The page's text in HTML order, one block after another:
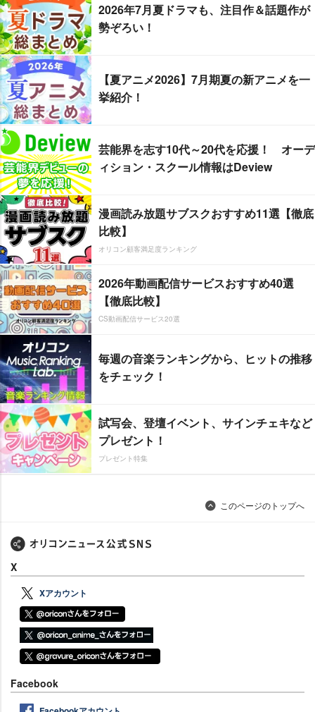
2026年7月夏ドラマも、注目作＆話題作が
勢ぞろい！
【夏アニメ2026】7月期夏の新アニメを一
挙紹介！
芸能界を志す10代～20代を応援！ オーデ
ィション・スクール情報はDeview
漫画読み放題サブスクおすすめ11選【徹底
比較】
オリコン顧客満足度ランキング
2026年動画配信サービスおすすめ40選
【徹底比較】
CS動画配信サービス20選
毎週の音楽ランキングから、ヒットの推移
をチェック！
試写会、登壇イベント、サインチェキなど
プレゼント！
プレゼント特集
このページのトップへ
X
Xアカウント
Facebook